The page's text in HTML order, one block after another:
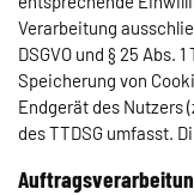
Verarbeitung
DSGVO und § 25 Abs.
Speicherung von
Endgerät des Nutzers
des TTDSG umfasst.